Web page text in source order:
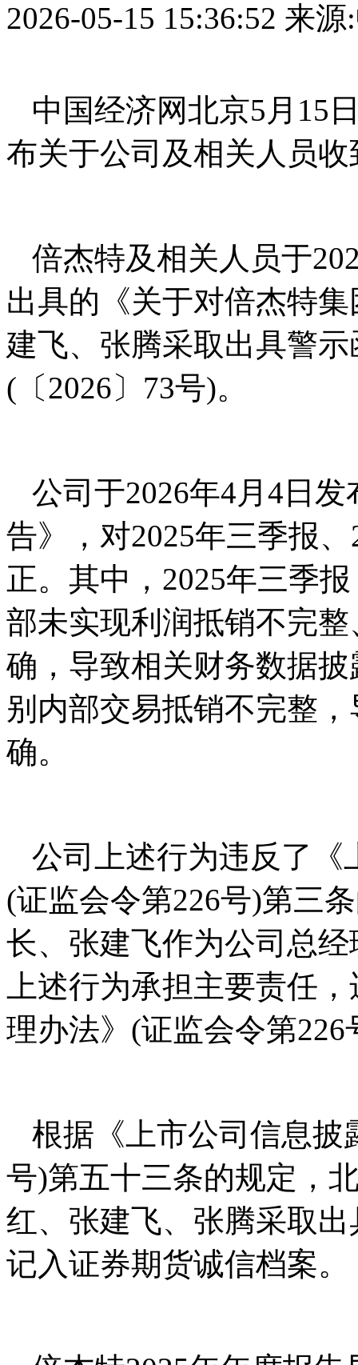
2026-05-15 15:36:52 来源
中国经济网北京5月15
布关于公司及相关人员
倍杰特及相关人员于
出具的《关于对倍杰特
建飞、张腾采取出具警
(〔2026〕73号)。
公司于2026年4月4日
告》，对2025年三季报
正。其中，2025年三季
部未实现利润抵销不完
确，导致相关财务数据
别内部交易抵销不完整
确。
公司上述行为违反了《
(证监会令第226号)第三
长、张建飞作为公司总
上述行为承担主要责任
理办法》(证监会令第
根据《上市公司信息披
号)第五十三条的规定，
红、张建飞、张腾采取
记入证券期货诚信档案。